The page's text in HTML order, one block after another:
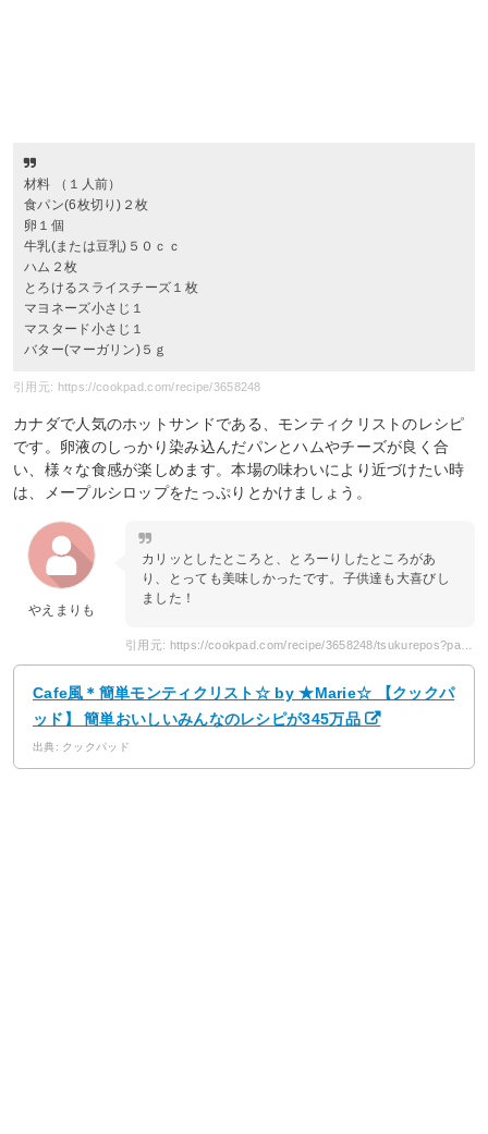
材料 （１人前）
食パン(6枚切り)２枚
卵１個
牛乳(または豆乳)５０ｃｃ
ハム２枚
とろけるスライスチーズ１枚
マヨネーズ小さじ１
マスタード小さじ１
バター(マーガリン)５ｇ
引用元: https://cookpad.com/recipe/3658248
カナダで人気のホットサンドである、モンティクリストのレシピ
です。卵液のしっかり染み込んだパンとハムやチーズが良く合
い、様々な食感が楽しめます。本場の味わいにより近づけたい時
は、メープルシロップをたっぷりとかけましょう。
やえまりも
カリッとしたところと、とろーりしたところがあ
り、とっても美味しかったです。子供達も大喜びし
ました！
引用元: https://cookpad.com/recipe/3658248/tsukurepos?page=2
Cafe風＊簡単モンティクリスト☆ by ★Marie☆ 【クックパ
ッド】 簡単おいしいみんなのレシピが345万品
出典: クックパッド